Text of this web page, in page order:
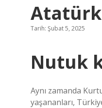
Tarih: Şubat 5, 2025
Nutuk
Aynı zamanda
yaşananları,